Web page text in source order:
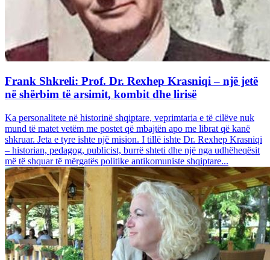
Frank Shkreli: Prof. Dr. Rexhep Krasniqi – një jetë
në shërbim të arsimit, kombit dhe lirisë
Ka personalitete në historinë shqiptare, veprimtaria e të cilëve nuk
mund të matet vetëm me postet që mbajtën apo me librat që kanë
shkruar. Jeta e tyre ishte një mision. I tillë ishte Dr. Rexhep Krasniqi
– historian, pedagog, publicist, burrë shteti dhe një nga udhëheqësit
më të shquar të mërgatës politike antikomuniste shqiptare...